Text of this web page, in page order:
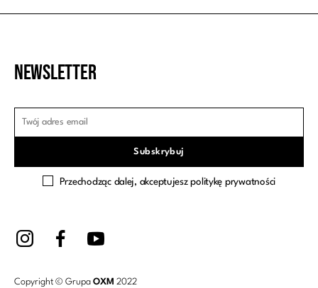
Newsletter
Przechodząc dalej, akceptujesz politykę prywatności
Copyright © Grupa OXM 2022